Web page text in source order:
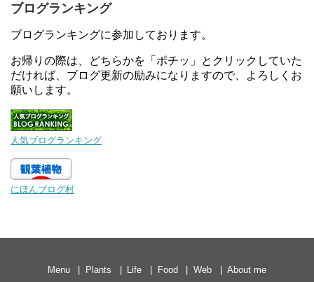
ブログランキング
ブログランキングに参加しております。
お帰りの際は、どちらかを「ポチッ」とクリックしていた
だければ、ブログ更新の励みになりますので、よろしくお
願いします。
人気ブログランキング
にほんブログ村
Menu Plants Life Food Web About me